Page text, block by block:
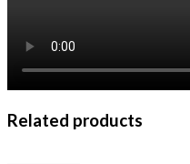
Related products